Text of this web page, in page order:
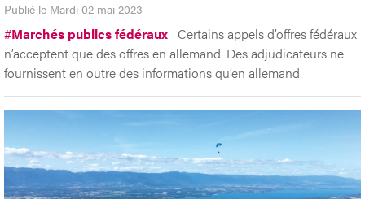
Publié le Mardi 02 mai 2023
#Marchés publics fédéraux Certains appels d’offres fédéraux
n’acceptent que des offres en allemand. Des adjudicateurs ne
fournissent en outre des informations qu’en allemand.